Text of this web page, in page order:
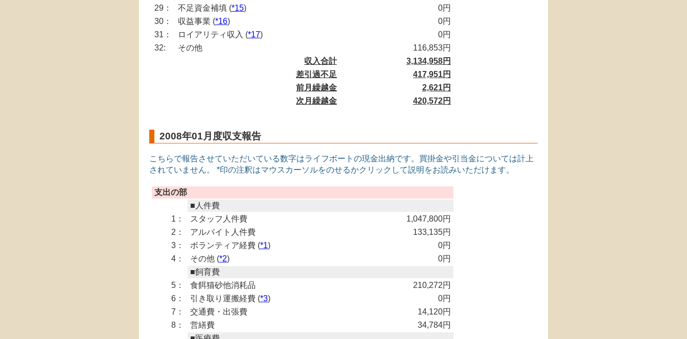
29：
不足資金補填 (*15)
0円
30：
収益事業 (*16)
0円
31：
ロイアリティ収入 (*17)
0円
32:
その他
116,853円
収入合計
3,134,958円
差引過不足
417,951円
前月繰越金
2,621円
次月繰越金
420,572円
2008年01月度収支報告
こちらで報告させていただいている数字はライフボートの現金出納です。買掛金や引当金については計上
されていません。 *印の注釈はマウスカーソルをのせるかクリックして説明をお読みいただけます。
支出の部
■人件費
1：
スタッフ人件費
1,047,800円
2：
アルバイト人件費
133,135円
3：
ボランティア経費 (*1)
0円
4：
その他 (*2)
0円
■飼育費
5：
食餌猫砂他消耗品
210,272円
6：
引き取り運搬経費 (*3)
0円
7：
交通費・出張費
14,120円
8：
営繕費
34,784円